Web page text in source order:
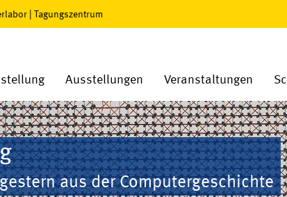
| Tagungszentrum
Ausstellungen Veranstaltungen
aus der Computergeschichte